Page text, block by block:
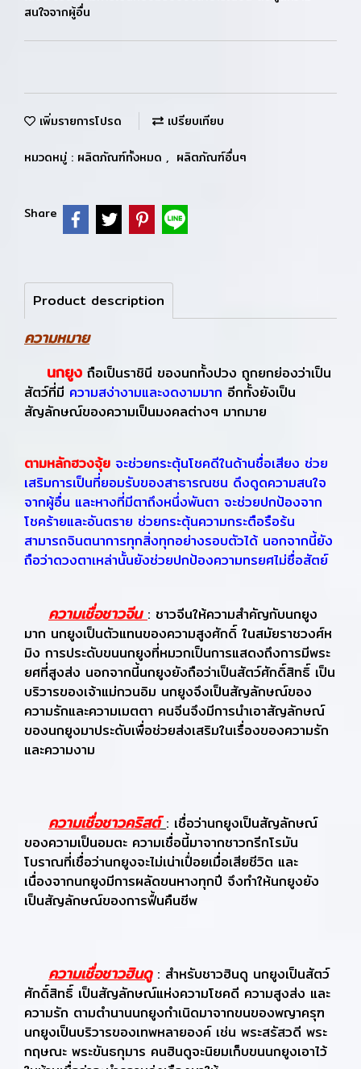
สนใจจากผู้อื่น
เพิ่มรายการโปรด เปรียบเทียบ
หมวดหมู่ : ผลิตภัณฑ์ทั้งหมด , ผลิตภัณฑ์อื่นๆ
Share
Product description
ความหมาย
นกยูง ถือเป็นราชินี ของนกทั้งปวง ถูกยกย่องว่าเป็น
สัตว์ที่มี ความสง่างามและงดงามมาก อีกทั้งยังเป็น
สัญลักษณ์ของความเป็นมงคลต่างๆ มากมาย
ตามหลักฮวงจุ้ย จะช่วยกระตุ้นโชคดีในด้านชื่อเสียง ช่วย
เสริมการเป็นที่ยอมรับของสาธารณชน ดึงดูดความสนใจ
จากผู้อื่น และหางที่มีตาถึงหนึ่งพันตา จะช่วยปกป้องจาก
โชคร้ายและอันตราย ช่วยกระตุ้นความกระตือรือร้น
สามารถจินตนาการทุกสิ่งทุกอย่างรอบตัวได้ นอกจากนี้ยัง
ถือว่าดวงตาเหล่านั้นยังช่วยปกป้องความทรยศไม่ซื่อสัตย์
ความเชื่อชาวจีน : ชาวจีนให้ความสำคัญกับนกยูง
มาก นกยูงเป็นตัวแทนของความสูงศักดิ์ ในสมัยราชวงศ์ห
มิง การประดับขนนกยูงที่หมวกเป็นการแสดงถึงการมีพระ
ยศที่สูงส่ง นอกจากนี้นกยูงยังถือว่าเป็นสัตว์ศักดิ์สิทธิ์ เป็น
บริวารของเจ้าแม่กวนอิม นกยูงจึงเป็นสัญลักษณ์ของ
ความรักและความเมตตา คนจีนจึงมีการนำเอาสัญลักษณ์
ของนกยูงมาประดับเพื่อช่วยส่งเสริมในเรื่องของความรัก
และความงาม
ความเชื่อชาวคริสต์ : เชื่อว่านกยูงเป็นสัญลักษณ์
ของความเป็นอมตะ ความเชื่อนี้มาจากชาวกรีกโรมัน
โบราณที่เชื่อว่านกยูงจะไม่เน่าเปื่อยเมื่อเสียชีวิต และ
เนื่องจากนกยูงมีการผลัดขนหางทุกปี จึงทำให้นกยูงยัง
เป็นสัญลักษณ์ของการฟื้นคืนชีพ
ความเชื่อชาวฮินดู: สำหรับชาวฮินดู นกยูงเป็นสัตว์
ศักดิ์สิทธิ์ เป็นสัญลักษณ์แห่งความโชคดี ความสูงส่ง และ
ความรัก ตามตำนานนกยูงกำเนิดมาจากขนของพญาครุฑ
นกยูงเป็นบริวารของเทพหลายองค์ เช่น พระสรัสวดี พระ
กฤษณะ พระขันธกุมาร คนฮินดูจะนิยมเก็บขนนกยูงเอาไว้